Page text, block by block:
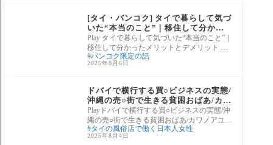
[タイ・バンコク] タイで暮らして気づ
いた“本当のこと”｜移住して分かっ
たメリットとデメリット
Play タイで暮らして気づいた“本当のこと”｜
移住して分かったメリットとデメリット 💛P
adthai Girls Instagram ▶ /padthai_girls 
バンコク限定の話
2025年8月6日
ドバイで横行する買○ビジネスの実態/
沖縄の売○街で生きる貧困おばあ/カワ
ノアユミ
Playドバイで横行する買○ビジネスの実態/沖
縄の売○街で生きる貧困おばあ/カワノアユミ
目次00:00 OP 00:37 香港キャバクラで働く日
本
タイの風俗店で働く日本人女性
2025年8月4日